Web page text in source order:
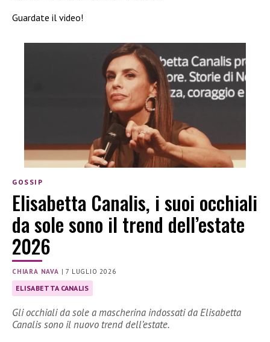
Guardate il video!
GOSSIP
Elisabetta Canalis, i suoi occhiali
da sole sono il trend dell’estate
2026
CHIARA NAVA |7 LUGLIO 2026
ELISABETTA CANALIS
Gli occhiali da sole a mascherina indossati da Elisabetta
Canalis sono il nuovo trend dell’estate.